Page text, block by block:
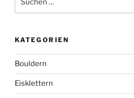
nach:
KATEGORIEN
Bouldern
Eisklettern